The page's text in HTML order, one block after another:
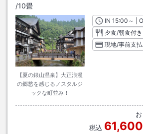
/10畳
【夏の銀山温泉】大正浪漫
の郷愁を感じるノスタルジ
ックな町並み！
INチェック
15:00 ～ |
夕食/朝食付き
現地/事前支
税込 61,600